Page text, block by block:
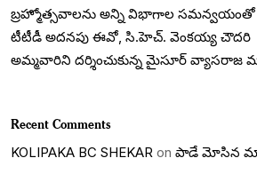
బ్రహ్మోత్సవాలను అన్ని విభాగాల
టీటీడీ అదనపు ఈవో, సి.హెచ్. వెంకయ్య చౌదరి
అమ్మవారిని దర్శించుకున్న మైసూర్ వ్యాసరాజ
Recent Comments
KOLIPAKA BC SHEKAR on పాడే మోసిన